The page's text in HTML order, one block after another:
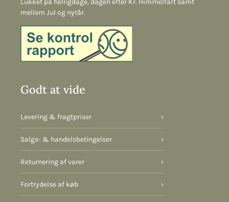
Lukket på helligdage, dagen efter Kr. Himmelfart samt
mellem Jul og nytår.
Godt at vide
Levering & fragtpriser ›
Salgs- & handelsbetingelser ›
Returnering af varer ›
Fortrydelse af køb ›